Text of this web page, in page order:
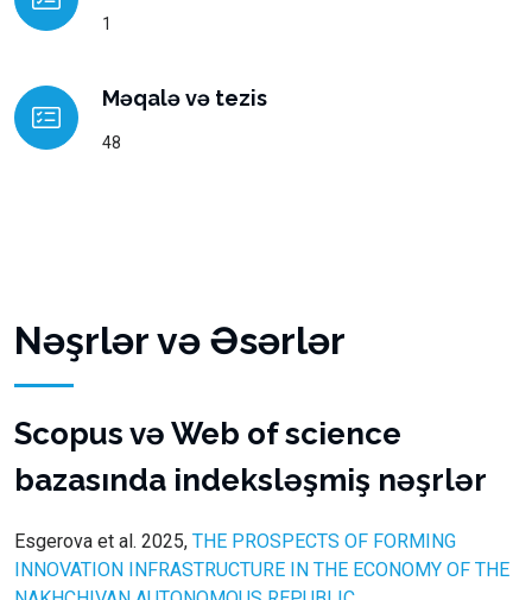
1
Məqalə və tezis
48
Nəşrlər və Əsərlər
Scopus və Web of science
bazasında indeksləşmiş nəşrlər
Esgerova et al. 2025, THE PROSPECTS OF FORMING
INNOVATION INFRASTRUCTURE IN THE ECONOMY OF THE